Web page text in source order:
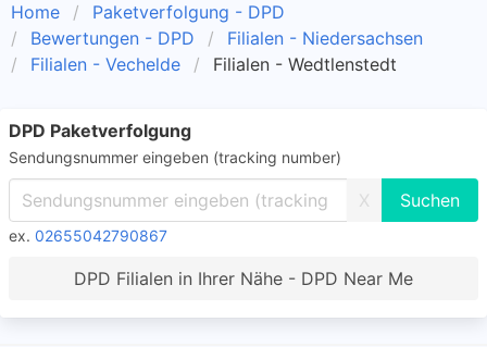
Home
Paketverfolgung - DPD
Bewertungen - DPD
Filialen - Niedersachsen
Filialen - Vechelde
Filialen - Wedtlenstedt
DPD Paketverfolgung
Sendungsnummer eingeben (tracking number)
X
ex. 02655042790867
DPD Filialen in Ihrer Nähe - DPD Near Me